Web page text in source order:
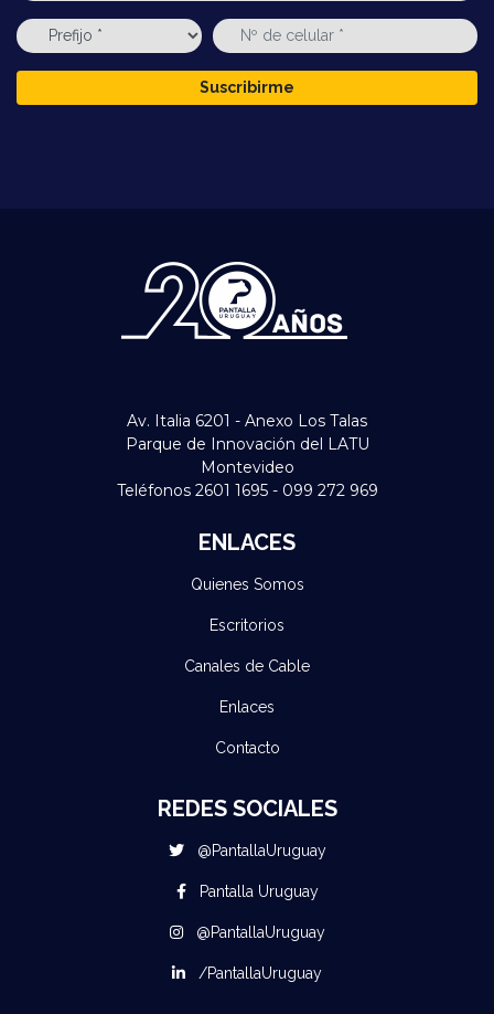
Suscribirme
Av. Italia 6201 - Anexo Los Talas
Parque de Innovación del LATU
Montevideo
Teléfonos 2601 1695 - 099 272 969
ENLACES
Quienes Somos
Escritorios
Canales de Cable
Enlaces
Contacto
REDES SOCIALES
@PantallaUruguay
Pantalla Uruguay
@PantallaUruguay
/PantallaUruguay